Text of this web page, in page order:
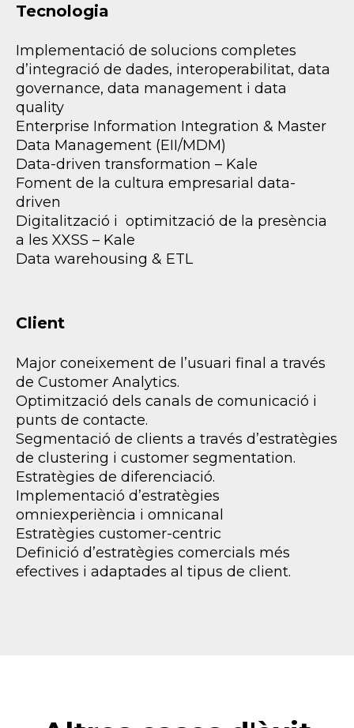
Tecnologia
Implementació de solucions completes
d’integració de dades, interoperabilitat, data
governance, data management i data
quality
Enterprise Information Integration & Master
Data Management (EII/MDM)
Data-driven transformation – Kale
Foment de la cultura empresarial data-
driven
Digitalització i optimització de la presència
a les XXSS – Kale
Data warehousing & ETL
Client
Major coneixement de l’usuari final a través
de Customer Analytics.
Optimització dels canals de comunicació i
punts de contacte.
Segmentació de clients a través d’estratègies
de clustering i customer segmentation.
Estratègies de diferenciació.
Implementació d’estratègies
omniexperiència i omnicanal
Estratègies customer-centric
Definició d’estratègies comercials més
efectives i adaptades al tipus de client.